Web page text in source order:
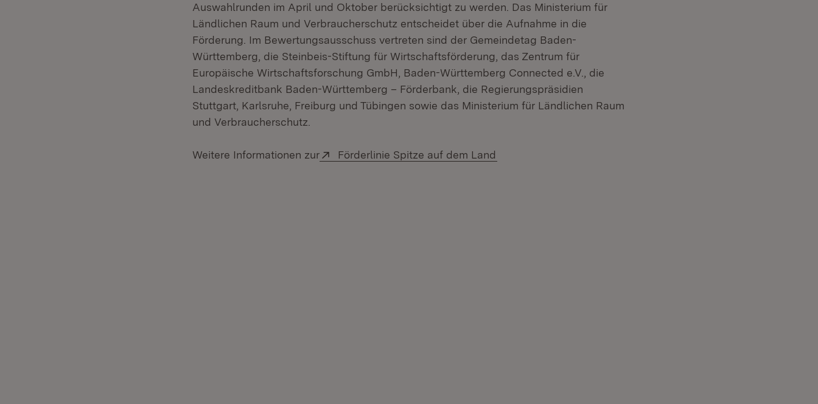
Auswahlrunden im April und Oktober berücksichtigt zu werden. Das Ministerium für
Ländlichen Raum und Verbraucherschutz entscheidet über die Aufnahme in die
Förderung. Im Bewertungsausschuss vertreten sind der Gemeindetag Baden-
Württemberg, die Steinbeis-Stiftung für Wirtschaftsförderung, das Zentrum für
Europäische Wirtschaftsforschung GmbH, Baden-Württemberg Connected e.V., die
Landeskreditbank Baden-Württemberg – Förderbank, die Regierungspräsidien
Stuttgart, Karlsruhe, Freiburg und Tübingen sowie das Ministerium für Ländlichen Raum
und Verbraucherschutz.
Weitere Informationen zur Extern:
Förderlinie Spitze auf dem Land